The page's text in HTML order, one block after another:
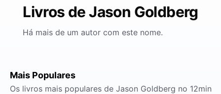
Livros de Jason Goldberg
Há mais de um autor com este nome.
Mais Populares
Os livros mais populares de Jason Goldberg no 12min